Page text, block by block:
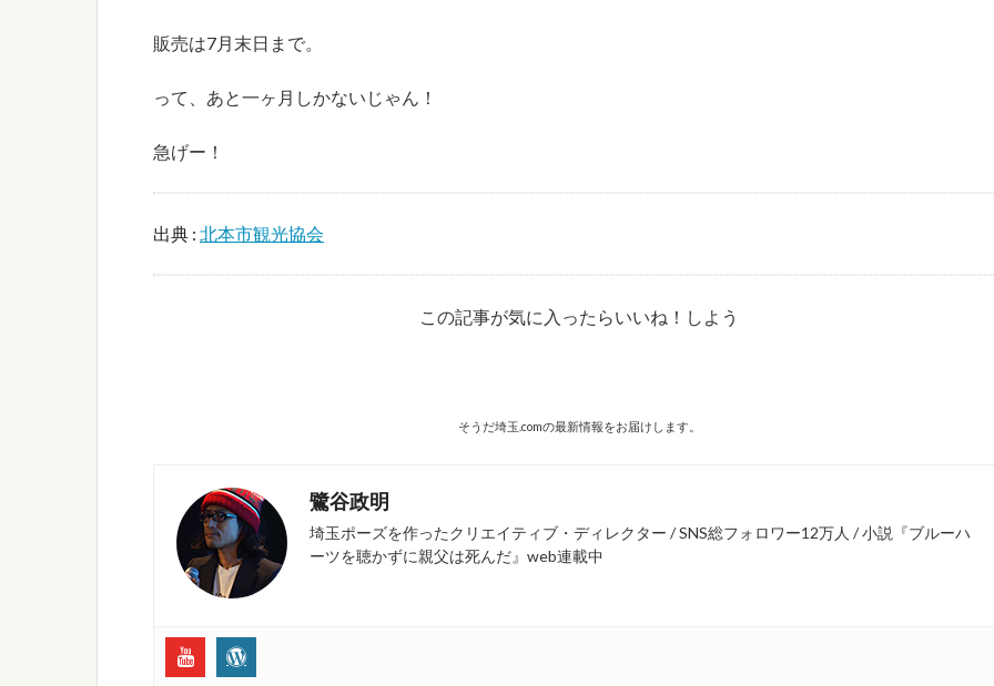
販売は7月末日まで。
って、あと一ヶ月しかないじゃん！
急げー！
出典 : 北本市観光協会
この記事が気に入ったらいいね！しよう
そうだ埼玉.comの最新情報をお届けします。
鷺谷政明
埼玉ポーズを作ったクリエイティブ・ディレクター / SNS総フォロワー12万人 / 小説『ブルーハ
ーツを聴かずに親父は死んだ』web連載中